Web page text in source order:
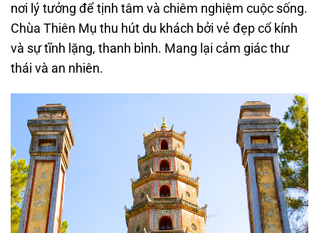
nơi lý tưởng để tịnh tâm và chiêm nghiệm cuộc sống.
Chùa Thiên Mụ thu hút du khách bởi vẻ đẹp cổ kính
và sự tĩnh lặng, thanh bình. Mang lại cảm giác thư
thái và an nhiên.